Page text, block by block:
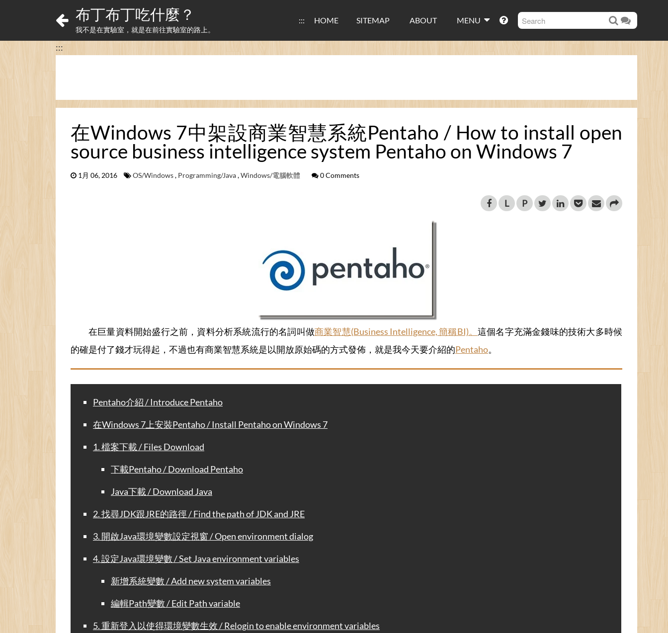
布丁布丁吃什麼？
我不是在實驗室，就是在前往實驗室的路上。
::: HOME SITEMAP ABOUT MENU
:::
在Windows 7中架設商業智慧系統Pentaho / How to install open
source business intelligence system Pentaho on Windows 7
1月 06, 2016 OS/Windows, Programming/Java,Windows/電腦軟體 0 Comments
L P
在巨量資料開始盛行之前，資料分析系統流行的名詞叫做商業智慧(Business Intelligence, 簡稱BI)。 這個名字充滿金錢味的技術大多時候
的確是付了錢才玩得起，不過也有商業智慧系統是以開放原始碼的方式發佈，就是我今天要介紹的Pentaho。
Pentaho介紹 / Introduce Pentaho
在Windows 7上安裝Pentaho / Install Pentaho on Windows 7
1. 檔案下載 / Files Download
下載Pentaho / Download Pentaho
Java下載 / Download Java
2. 找尋JDK跟JRE的路徑 / Find the path of JDK and JRE
3. 開啟Java環境變數設定視窗 / Open environment dialog
4. 設定Java環境變數 / Set Java environment variables
新增系統變數 / Add new system variables
編輯Path變數 / Edit Path variable
5. 重新登入以使得環境變數生效 / Relogin to enable environment variables